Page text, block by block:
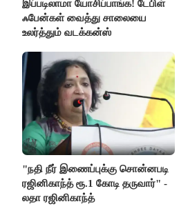
இப்படிலாமா யோசிப்பாங்க! டேபிள்
ஃபேன்கள் வைத்து சாலையை
உலர்த்தும் வடக்கன்ஸ்
"நதி நீர் இணைப்புக்கு சொன்னபடி
ரஜினிகாந்த் ரூ.1 கோடி தருவார்" -
லதா ரஜினிகாந்த்